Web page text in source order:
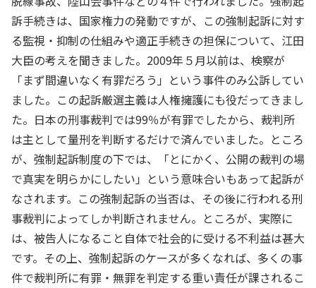
訴手続きは、国家権力の発動ですが、この強制起訴に対す
る監視・抑制の仕組みや適正手続きの担保について、江田
大臣の考えを聞きました。2009年５月以前は、検察が
「まず間違いなく有罪だろう」という事件のみ公訴してい
ました。この起訴厳選主義は人権擁護にも役だってきまし
た。日本の刑事裁判では99％が有罪でしたから、裁判所
は主として量刑を判断するだけで済んでいました。ところ
が、強制起訴制度の下では、「とにかく、公開の裁判の場
で真実を明らかにしたい」という意味合いもあって起訴が
なされます。この強制起訴の当否は、その後に行われる刑
事裁判によってしか判断されません。ところが、実際に
は、被告人になること自体で社会的に受ける不利益は甚大
です。その上、強制起訴のケースが多くなれば、多くの事
件で裁判所に有罪・無罪を判定する重い責任が課されるこ